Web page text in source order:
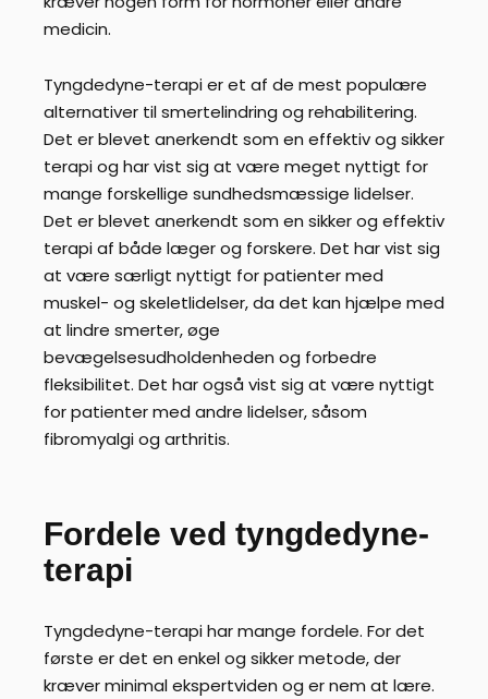
medicin.
Tyngdedyne-terapi er et af de mest populære
alternativer til smertelindring og rehabilitering.
Det er blevet anerkendt som en effektiv og sikker
terapi og har vist sig at være meget nyttigt for
mange forskellige sundhedsmæssige lidelser.
Det er blevet anerkendt som en sikker og effektiv
terapi af både læger og forskere. Det har vist sig
at være særligt nyttigt for patienter med
muskel- og skeletlidelser, da det kan hjælpe med
at lindre smerter, øge
bevægelsesudholdenheden og forbedre
fleksibilitet. Det har også vist sig at være nyttigt
for patienter med andre lidelser, såsom
fibromyalgi og arthritis.
Fordele ved tyngdedyne-
terapi
Tyngdedyne-terapi har mange fordele. For det
første er det en enkel og sikker metode, der
kræver minimal ekspertviden og er nem at lære.